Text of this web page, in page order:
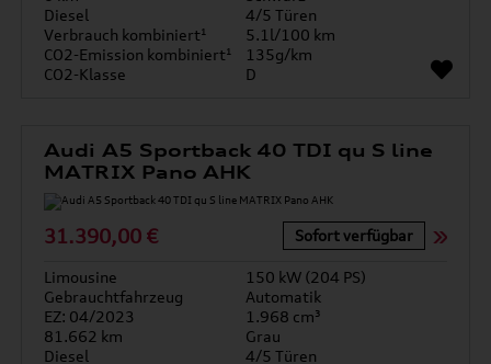
Diesel
4/5 Türen
Verbrauch kombiniert¹
5.1l/100 km
CO2-Emission kombiniert¹
135g/km
CO2-Klasse
D
Audi A5 Sportback 40 TDI qu S line
MATRIX Pano AHK
31.390,00 € Sofort verfügbar
Limousine
150 kW (204 PS)
Gebrauchtfahrzeug
Automatik
EZ: 04/2023
1.968 cm³
81.662 km
Grau
Diesel
4/5 Türen